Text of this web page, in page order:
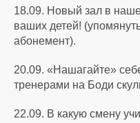
18.09. Новый зал в
ваших детей!
абонемент).
20.09. «Нашагайте»
тренерами на Боди
22.09. В какую смену